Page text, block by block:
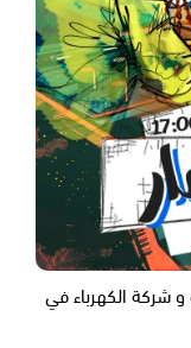
شركة الكهرباء في